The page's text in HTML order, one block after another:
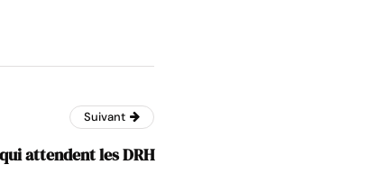
Suivant
attendent les DRH